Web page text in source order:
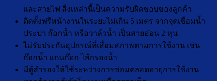
และสายไฟ สิ่งเหล่านี้เป็นความรับผิดชอบของลูกค้า
ติดตั้งฟรีหน้างานในระยะไม่เกิน 5 เมตร จากจุดเชื่อมน้ำ
ประปา ก๊อกน้ำ หรือวาล์วน้ำ เป็นสายอ่อน 2 หุน
ไม่รับประกันอุปกรณ์ที่เสื่อมสภาพตามการใช้งาน เช่น
ก๊อกน้ำ แกนก๊อก ไส้กรองน้ำ
มีตู้สำรองให้ใช้ระหว่างการซ่อมตลอดอายุการใช้งาน